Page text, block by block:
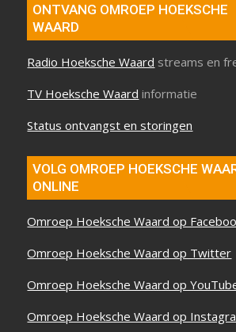
ONTVANG OMROEP HOEKSCHE
WAARD
Radio Hoeksche Waard streams en
TV Hoeksche Waard informatie
Status ontvangst en storingen
VOLG OMROEP HOEKSCHE
ONLINE
Omroep Hoeksche Waard op
Omroep Hoeksche Waard op Twitter
Omroep Hoeksche Waard op
Omroep Hoeksche Waard op